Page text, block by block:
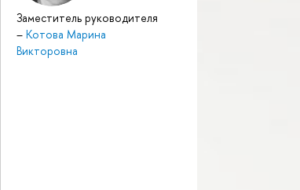
Заместитель руководителя
– Котова Марина
Викторовна